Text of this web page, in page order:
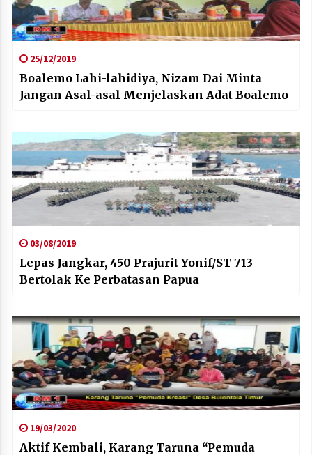
25/12/2019
Boalemo Lahi-lahidiya, Nizam Dai Minta
Jangan Asal-asal Menjelaskan Adat Boalemo
03/08/2019
Lepas Jangkar, 450 Prajurit Yonif/ST 713
Bertolak Ke Perbatasan Papua
19/03/2020
Aktif Kembali, Karang Taruna “Pemuda